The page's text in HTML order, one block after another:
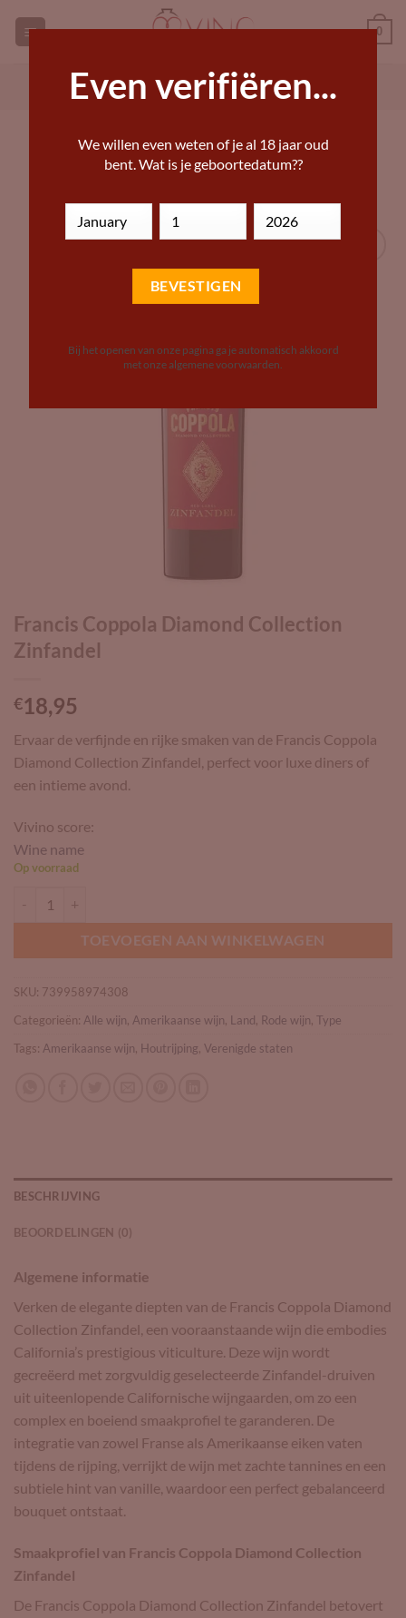
naar
0
GEORGISCHE WIJNEN KOPEN ANDERE WIJN KOPEN
HOME » DRANKWINKEL – BIJZONDERE WIJNEN,
BIEREN EN STERKE DRANKEN
Francis Coppola Diamond Collection
Zinfandel
€18,95
Ervaar de verfijnde en rijke smaken van de Francis Coppola
Diamond Collection Zinfandel, perfect voor luxe diners of
een intieme avond.
Vivino score:
Wine name
Op voorraad
TOEVOEGEN AAN WINKELWAGEN
SKU: 739958974308
Categorieën: Alle wijn, Amerikaanse wijn, Land, Rode wijn, Type
Tags: Amerikaanse wijn, Houtrijping, Verenigde staten
BESCHRIJVING
BEOORDELINGEN (0)
Algemene informatie
Verken de elegante diepten van de Francis Coppola Diamond
Collection Zinfandel, een vooraanstaande wijn die embodies
California’s prestigious viticulture. Deze wijn wordt
gecreëerd met zorgvuldig geselecteerde Zinfandel-druiven
uit uiteenlopende Californische wijngaarden, om zo een
complex en boeiend smaakprofiel te garanderen. De
integratie van zowel Franse als Amerikaanse eiken vaten
tijdens de rijping, verrijkt de wijn met zachte tannines en een
subtiele hint van vanille, waardoor een perfect gebalanceerd
bouquet ontstaat.
Smaakprofiel van Francis Coppola Diamond Collection
Zinfandel
De Francis Coppola Diamond Collection Zinfandel betovert
Even verifiëren...
We willen even weten of je al 18 jaar oud
bent. Wat is je geboortedatum??
Bij het openen van onze pagina ga je automatisch akkoord
met onze algemene voorwaarden.